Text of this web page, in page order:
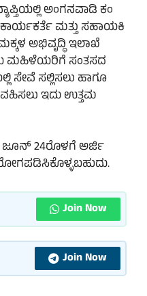
ಅಂಗನವಾಡಿ ಕಂ
ಕಾರ್ಯಕರ್ತೆ ಮತ್ತು ಸಹಾಯಕಿ
ಅಭಿವೃದ್ಧಿ ಇಲಾಖೆ
ಮಹಿಳೆಯರಿಗೆ ಸಂತಸದ
ಸೇವೆ ಸಲ್ಲಿಸಲು ಹಾಗೂ
ಇದು ಉತ್ತಮ
ಜೂನ್ 24ರೊಳಗೆ ಅರ್ಜಿ
Join Now
Join Now